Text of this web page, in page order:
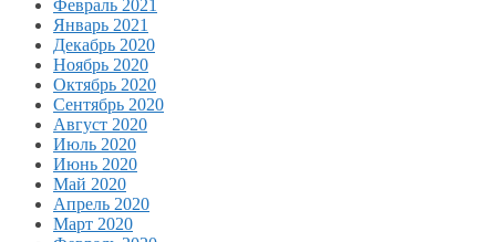
Февраль 2021
Январь 2021
Декабрь 2020
Ноябрь 2020
Октябрь 2020
Сентябрь 2020
Август 2020
Июль 2020
Июнь 2020
Май 2020
Апрель 2020
Март 2020